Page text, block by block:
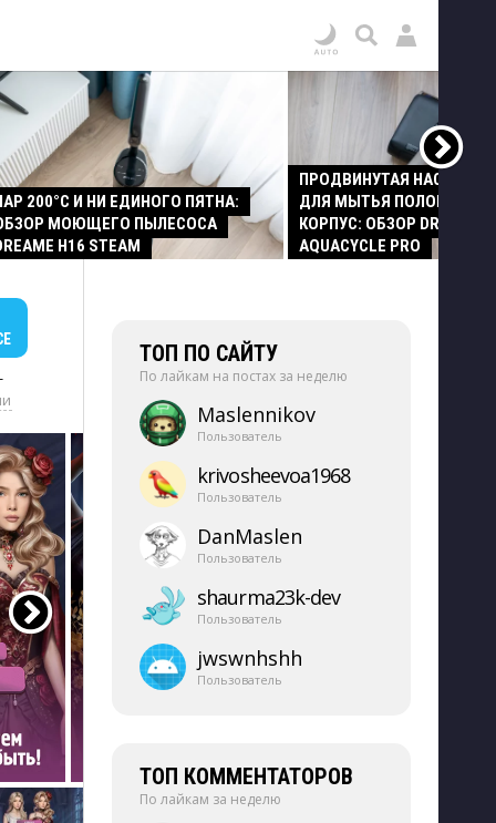
200°C И НИ ЕДИНОГО ПЯТНА:
МОЮЩЕГО ПЫЛЕСОСА
H16 STEAM
ПРОДВИНУТАЯ НАСАДКА
ДЛЯ МЫТЬЯ ПОЛОВ И
КОРПУС: ОБЗОР DREAME
AQUACYCLE PRO
ТОП ПО САЙТУ
По лайкам на постах за неделю
Maslennikov
Пользователь
krivosheevoa1968
Пользователь
DanMaslen
Пользователь
shaurma23k-​dev
Пользователь
jwswnhshh
Пользователь
ТОП КОММЕНТАТОРОВ
По лайкам за неделю